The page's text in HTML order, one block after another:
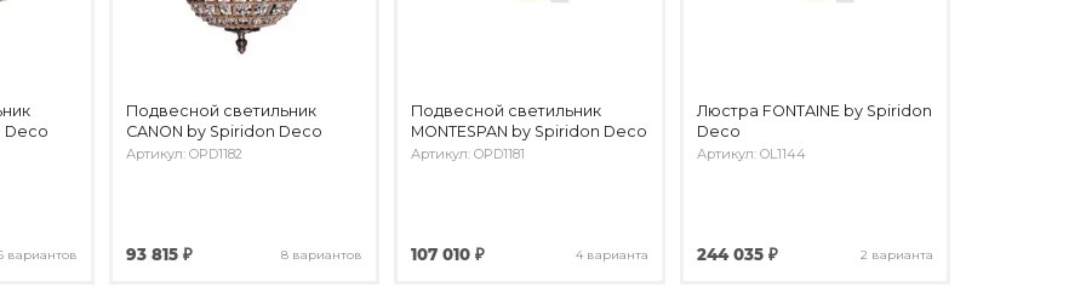
Deco
вариантов
Подвесной светильник
CANON by Spiridon Deco
Артикул: OPD1182
93 815 ₽ 8 вариантов
Подвесной светильник
MONTESPAN by Spiridon Deco
Артикул: OPD1181
107 010 ₽ 4 варианта
Люстра FONTAINE by Spiridon
Deco
Артикул: OL1144
244 035 ₽ 2 варианта